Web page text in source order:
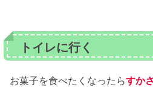
トイレに行く
お菓子を食べたくなったらすか